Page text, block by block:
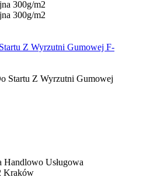
Z Wyrzutni Gumowej F-
Handlowo Usługowa
Kraków